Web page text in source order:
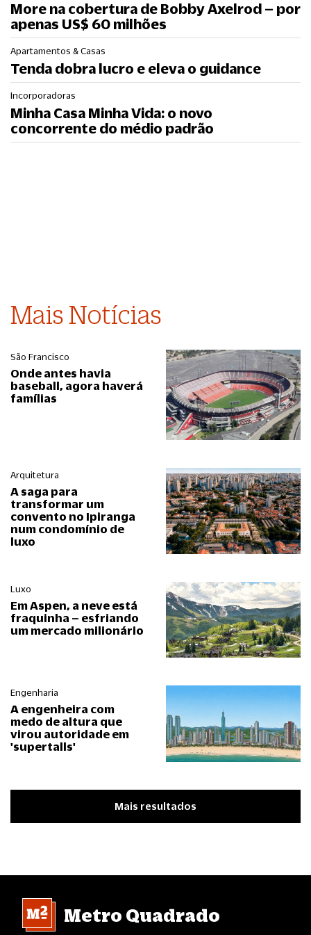
More na cobertura de Bobby Axelrod – por
apenas US$ 60 milhões
Apartamentos & Casas
Tenda dobra lucro e eleva o guidance
Incorporadoras
Minha Casa Minha Vida: o novo
concorrente do médio padrão
Mais Notícias
São Francisco
Onde antes havia
baseball, agora haverá
famílias
Arquitetura
A saga para
transformar um
convento no Ipiranga
num condomínio de
luxo
Luxo
Em Aspen, a neve está
fraquinha – esfriando
um mercado milionário
Engenharia
A engenheira com
medo de altura que
virou autoridade em
'supertalls'
Mais resultados
Metro Quadrado